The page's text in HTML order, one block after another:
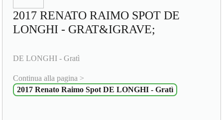
2017 RENATO RAIMO SPOT DE
LONGHI - GRAT&IGRAVE;
DE LONGHI - Gratì
Continua alla pagina >
2017 Renato Raimo Spot DE LONGHI - Gratì